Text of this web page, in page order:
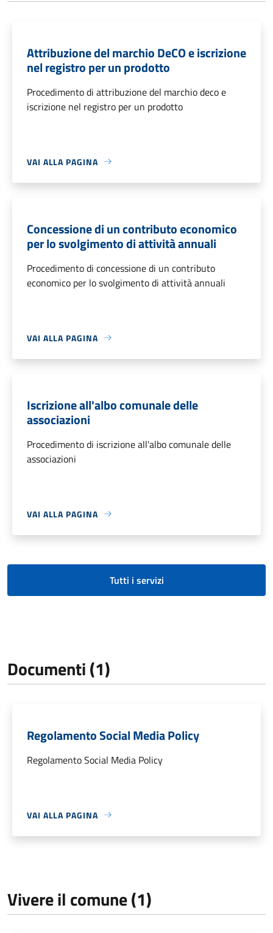
Attribuzione del marchio DeCO e iscrizione
nel registro per un prodotto
Procedimento di attribuzione del marchio deco e
iscrizione nel registro per un prodotto
VAI ALLA PAGINA
Concessione di un contributo economico
per lo svolgimento di attività annuali
Procedimento di concessione di un contributo
economico per lo svolgimento di attività annuali
VAI ALLA PAGINA
Iscrizione all'albo comunale delle
associazioni
Procedimento di iscrizione all'albo comunale delle
associazioni
VAI ALLA PAGINA
Tutti i servizi
Documenti (1)
Regolamento Social Media Policy
Regolamento Social Media Policy
VAI ALLA PAGINA
Vivere il comune (1)